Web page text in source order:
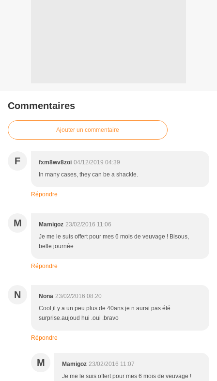
Commentaires
Ajouter un commentaire
F fxm8wv8zoi 04/12/2019 04:39
In many cases, they can be a shackle.
Répondre
M Mamigoz 23/02/2016 11:06
Je me le suis offert pour mes 6 mois de veuvage ! Bisous,
belle journée
Répondre
N Nona 23/02/2016 08:20
Cool,il y a un peu plus de 40ans je n aurai pas été
surprise.aujoud hui .oui .bravo
Répondre
M Mamigoz 23/02/2016 11:07
Je me le suis offert pour mes 6 mois de veuvage !